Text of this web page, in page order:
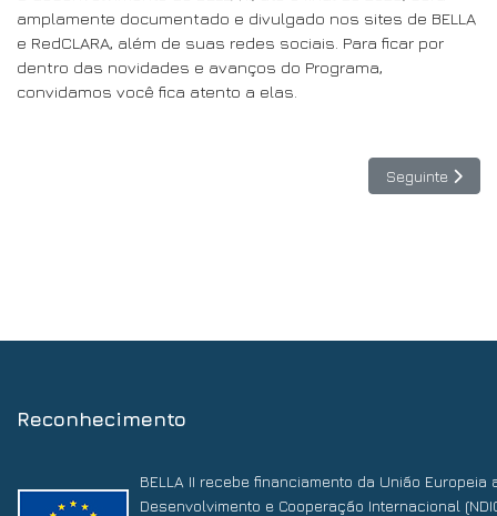
amplamente documentado e divulgado nos sites de BELLA
e RedCLARA, além de suas redes sociais. Para ficar por
dentro das novidades e avanços do Programa,
convidamos você fica atento a elas.
Artigo
Seguinte
Reconhecimento
BELLA II recebe financiamento da União
Desenvolvimento e Cooperação Internacional